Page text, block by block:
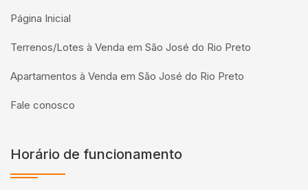
Página Inicial
Terrenos/Lotes à Venda em São José do Rio Preto
Apartamentos à Venda em São José do Rio Preto
Fale conosco
Horário de funcionamento